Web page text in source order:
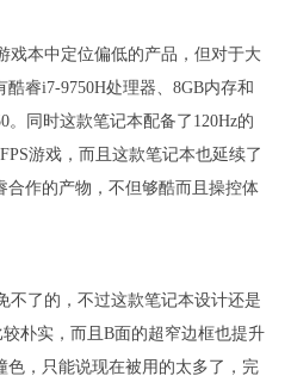
戏本中定位偏低的产品，但对于大
睿i7-9750H处理器、8GB内存和
。同时这款笔记本配备了120Hz的
游戏，而且这款笔记本也延续了
合作的产物，不但够酷而且操控体
不了的，不过这款笔记本设计还是
朴实，而且B面的超窄边框也提升
色，只能说现在被用的太多了，完